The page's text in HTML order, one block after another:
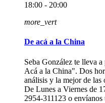
18:00 - 20:00
more_vert
De acá a la China
Seba González te lleva
Acá a la China". Dos
análisis y la mejor de las
De Lunes a Viernes de
2954-311123 o